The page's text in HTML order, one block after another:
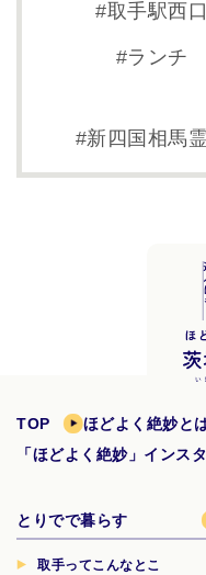
取手駅西口
ランチ
新四国相馬
TOP ほどよく絶妙と
「ほどよく絶妙」インス
とりでで暮らす
取手ってこんなとこ